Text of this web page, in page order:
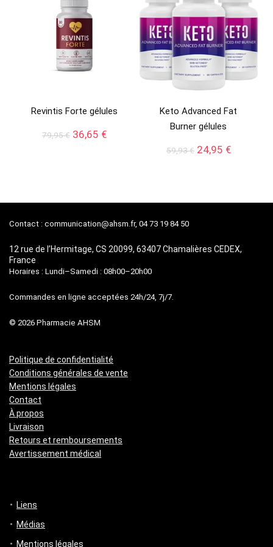
Revintis Forte gélules
79,95€ Le
36,65 €Le
Keto Advanced Fat
Burner gélules
59,93€ Le
24,95 €Le
Contact : communication@ahsm.fr, 04 73 19 84 50
12 rue de l’Hermitage, CS 20099, 63407 Chamalières CEDEX,
France
Horaires : Lundi–Samedi : 08h00–20h00
Commandes en ligne acceptées 24h/24, 7j/7.
© 2026 Pharmacie AHSM
Politique de confidentialité
Conditions générales de vente
Mentions légales
Contact
À propos
Livraison
Retours et remboursements
Avertissement médical
Liens
Médias
Mentions légales